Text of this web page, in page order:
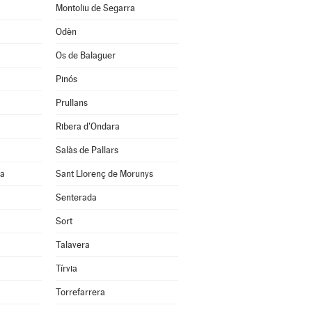
Montoliu de Segarra
Odèn
Os de Balaguer
Pinós
Prullans
Ribera d'Ondara
Salàs de Pallars
Sant Llorenç de Morunys
Senterada
Sort
Talavera
Tírvia
Torrefarrera